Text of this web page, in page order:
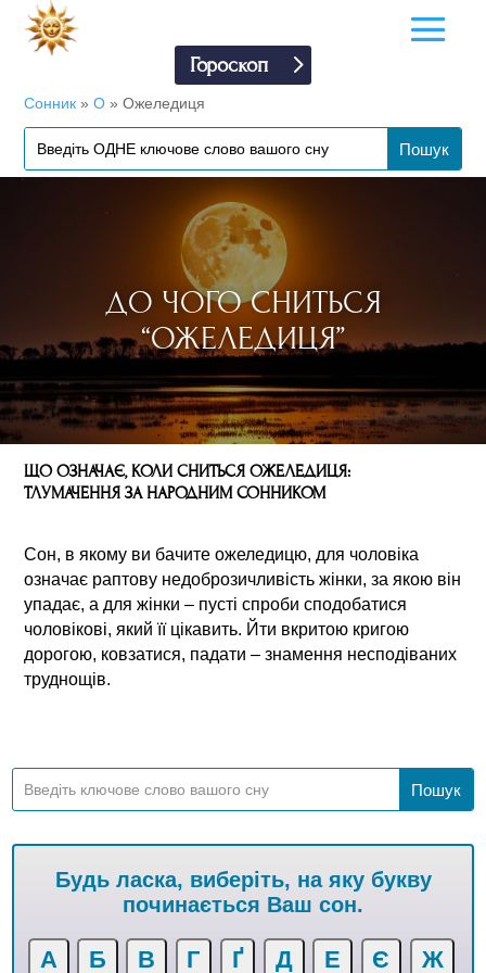
Гороскоп
Сонник »О »Ожеледиця
ДО ЧОГО СНИТЬСЯ
“ОЖЕЛЕДИЦЯ”
ЩО ОЗНАЧАЄ, КОЛИ СНИТЬСЯ ОЖЕЛЕДИЦЯ:
ТЛУМАЧЕННЯ ЗА НАРОДНИМ СОННИКОМ
Сон, в якому ви бачите ожеледицю, для чоловіка
означає раптову недоброзичливість жінки, за якою він
упадає, а для жінки – пусті спроби сподобатися
чоловікові, який її цікавить. Йти вкритою кригою
дорогою, ковзатися, падати – знамення несподіваних
труднощів.
Будь ласка, виберіть, на яку букву
починається Ваш сон.
А Б В Г Ґ Д Е Є Ж